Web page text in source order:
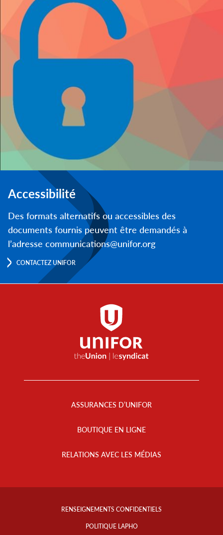
Accessibilité
Des formats alternatifs ou accessibles des
documents fournis peuvent être demandés à
l’adresse communications@unifor.org
CONTACTEZ UNIFOR
ASSURANCES D’UNIFOR
BOUTIQUE EN LIGNE
RELATIONS AVEC LES MÉDIAS
Footer
RENSEIGNEMENTS CONFIDENTIELS
POLITIQUE LAPHO